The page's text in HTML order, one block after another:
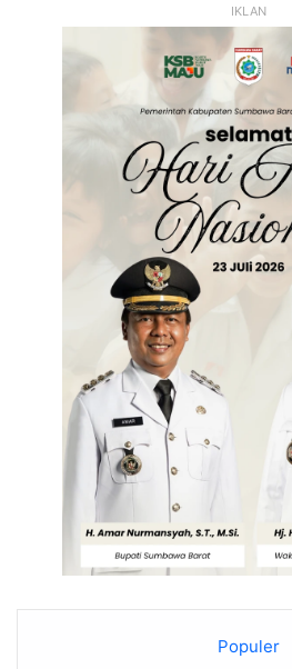
IKLAN
Populer